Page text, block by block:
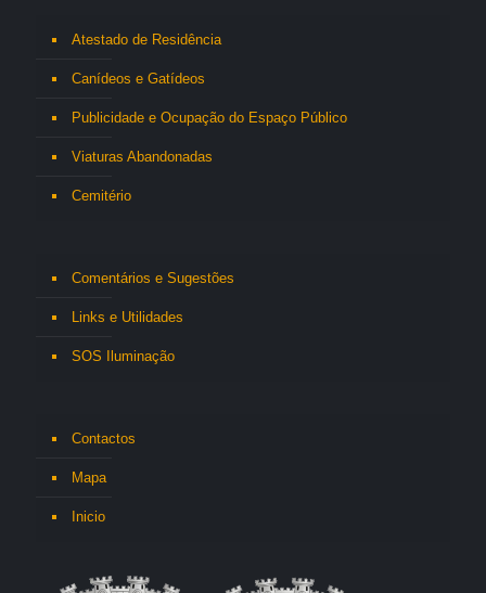
Atestado de Residência
Canídeos e Gatídeos
Publicidade e Ocupação do Espaço Público
Viaturas Abandonadas
Cemitério
Comentários e Sugestões
Links e Utilidades
SOS Iluminação
Contactos
Mapa
Inicio